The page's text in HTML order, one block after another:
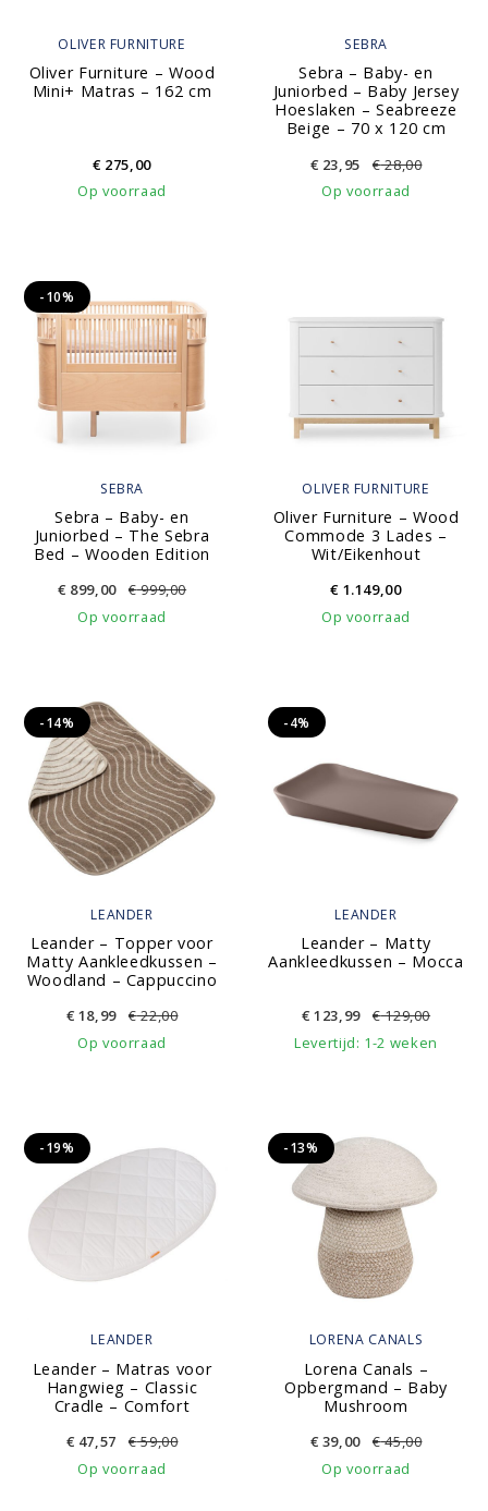
OLIVER FURNITURE
Oliver Furniture – Wood
Mini+ Matras – 162 cm
€275,00
Op voorraad
SEBRA
Sebra – Baby- en
Juniorbed – Baby Jersey
Hoeslaken – Seabreeze
Beige – 70 x 120 cm
€ 23,95 €28,00
Op voorraad
SEBRA
Sebra – Baby- en
Juniorbed – The Sebra
Bed – Wooden Edition
€ 899,00 €999,00
-10%
Op voorraad
OLIVER FURNITURE
Oliver Furniture – Wood
Commode 3 Lades –
Wit/Eikenhout
€1.149,00
Op voorraad
LEANDER
Leander – Topper voor
Matty Aankleedkussen –
Woodland – Cappuccino
€ 18,99 €22,00
-14%
Op voorraad
LEANDER
Leander – Matty
Aankleedkussen – Mocca
€ 123,99 €129,00
-4%
Levertijd: 1-2 weken
LEANDER
Leander – Matras voor
Hangwieg – Classic
Cradle – Comfort
€ 47,57 €59,00
-19%
Op voorraad
LORENA CANALS
Lorena Canals –
Opbergmand – Baby
Mushroom
€ 39,00 €45,00
-13%
Op voorraad